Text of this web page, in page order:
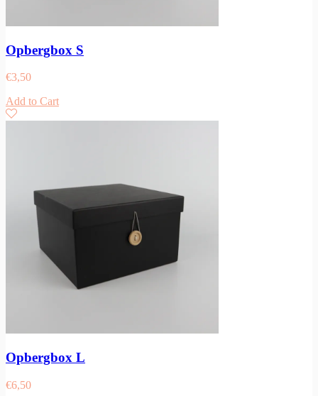
Opbergbox S
€3,50
Add to Cart
Opbergbox L
€6,50